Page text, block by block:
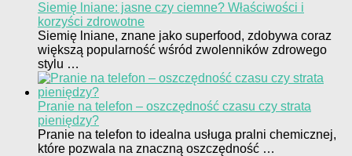
Siemię lniane: jasne czy ciemne? Właściwości i
korzyści zdrowotne
Siemię lniane, znane jako superfood, zdobywa coraz
większą popularność wśród zwolenników zdrowego
stylu …
Pranie na telefon – oszczędność czasu czy strata
pieniędzy?
Pranie na telefon to idealna usługa pralni chemicznej,
które pozwala na znaczną oszczędność …